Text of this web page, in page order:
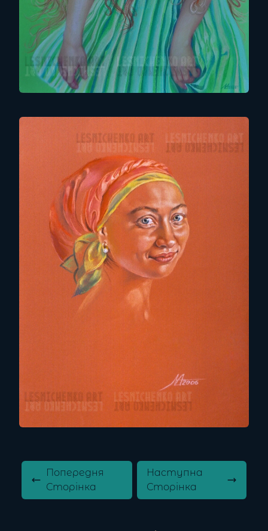
Попередня
Сторінка
Наступна
Сторінка